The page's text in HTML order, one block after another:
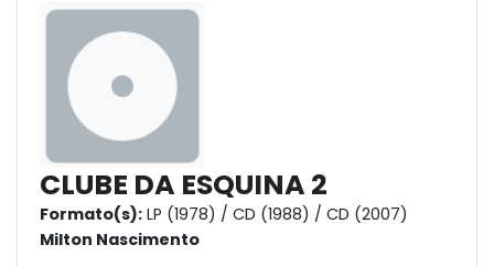
CLUBE DA ESQUINA 2
Formato(s): LP (1978) / CD (1988) / CD (2007)
Milton Nascimento